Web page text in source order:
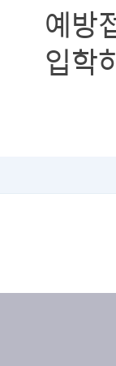
예방
입학